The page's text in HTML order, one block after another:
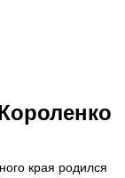
края родился